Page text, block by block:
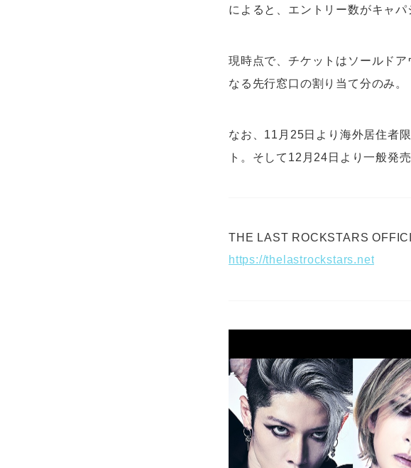
によると、エントリー数がキャ
現時点で、チケットはソールド
なる先行窓口の割り当て分のみ。
なお、11月25日より海外居住者
ト。そして12月24日より一般発
THE LAST ROCKSTARS
https://thelastrockstars.net